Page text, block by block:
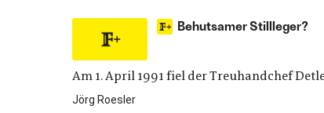
Behutsamer Stillleger?
Am 1. April 1991 fiel der Treuhandchef
Jörg Roesler